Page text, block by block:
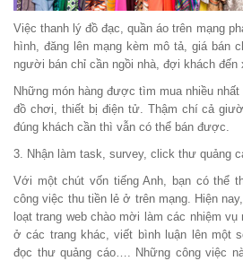
Việc thanh lý đồ đạc, quần áo trên mạng
hình, đăng lên mạng kèm mô tả, giá bán
người bán chỉ cần ngồi nhà, đợi khách đến
Những món hàng được tìm mua nhiều nhất
đồ chơi, thiết bị điện tử. Thậm chí cả
đúng khách cần thì vẫn có thể bán được.
3. Nhận làm task, survey, click thư quảng
Với một chút vốn tiếng Anh, bạn có thể
công việc thu tiền lẻ ở trên mạng. Hiện
loạt trang web chào mời làm các nhiệm
ở các trang khác, viết bình luận lên một
đọc thư quảng cáo…. Những công việc